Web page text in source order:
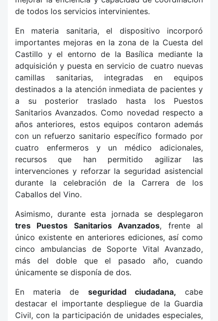
de todos los servicios intervinientes.
En materia sanitaria, el dispositivo incorporó
importantes mejoras en la zona de la Cuesta del
Castillo y el entorno de la Basílica mediante la
adquisición y puesta en servicio de cuatro nuevas
camillas sanitarias, integradas en equipos
destinados a la atención inmediata de pacientes y
a su posterior traslado hasta los Puestos
Sanitarios Avanzados. Como novedad respecto a
años anteriores, estos equipos contaron además
con un refuerzo sanitario específico formado por
cuatro enfermeros y un médico adicionales,
recursos que han permitido agilizar las
intervenciones y reforzar la seguridad asistencial
durante la celebración de la Carrera de los
Caballos del Vino.
Asimismo, durante esta jornada se desplegaron
tres Puestos Sanitarios Avanzados, frente al
único existente en anteriores ediciones, así como
cinco ambulancias de Soporte Vital Avanzado,
más del doble que el pasado año, cuando
únicamente se disponía de dos.
En materia de seguridad ciudadana, cabe
destacar el importante despliegue de la Guardia
Civil, con la participación de unidades especiales,